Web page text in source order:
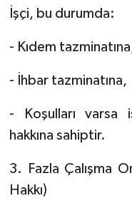
İşçi, bu durumda:
- Kıdem
- İhbar tazminatına,
- Koşulları varsa
hakkına sahiptir.
3. Fazla Çalışma
Hakkı)